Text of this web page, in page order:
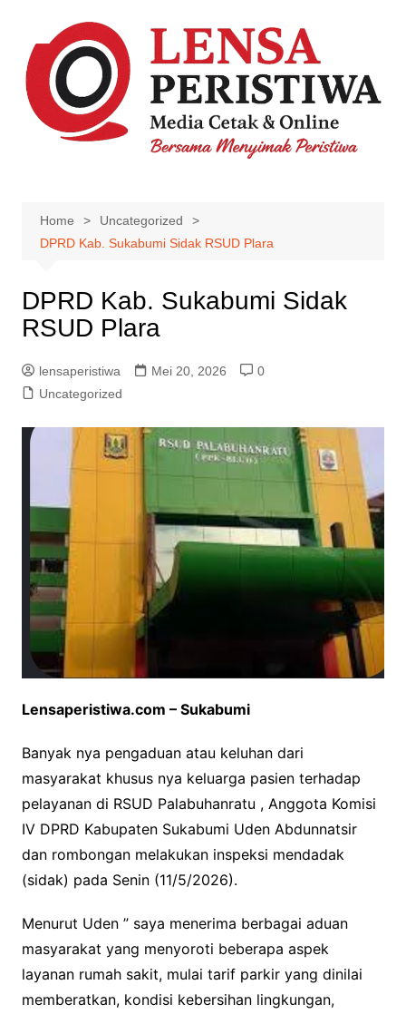
content
Home
Uncategorized
DPRD Kab. Sukabumi Sidak RSUD Plara
DPRD Kab. Sukabumi Sidak
RSUD Plara
lensaperistiwa Mei 20, 2026
0
Uncategorized
Lensaperistiwa.com – Sukabumi
Banyak nya pengaduan atau keluhan dari
masyarakat khusus nya keluarga pasien terhadap
pelayanan di RSUD Palabuhanratu , Anggota Komisi
IV DPRD Kabupaten Sukabumi Uden Abdunnatsir
dan rombongan melakukan inspeksi mendadak
(sidak) pada Senin (11/5/2026).
Menurut Uden ” saya menerima berbagai aduan
masyarakat yang menyoroti beberapa aspek
layanan rumah sakit, mulai tarif parkir yang dinilai
memberatkan, kondisi kebersihan lingkungan,